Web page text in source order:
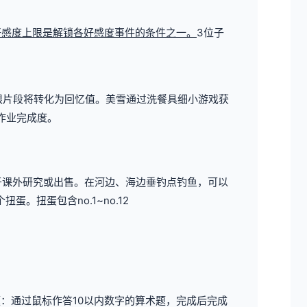
度上限是解锁各好感度事件的条件之一。 3位子
段将转化为回忆值。 美雪通过洗餐具细小游戏获
完成度。
外研究或出售。 在河边、海边垂钓点钓鱼，可以
蛋。扭蛋包含no.1~no.12
通过鼠标作答10以内数字的算术题，完成后完成